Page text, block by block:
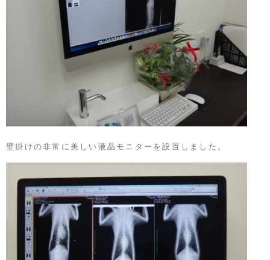
壁掛けの非常に美しい液晶モニターを設置しました。